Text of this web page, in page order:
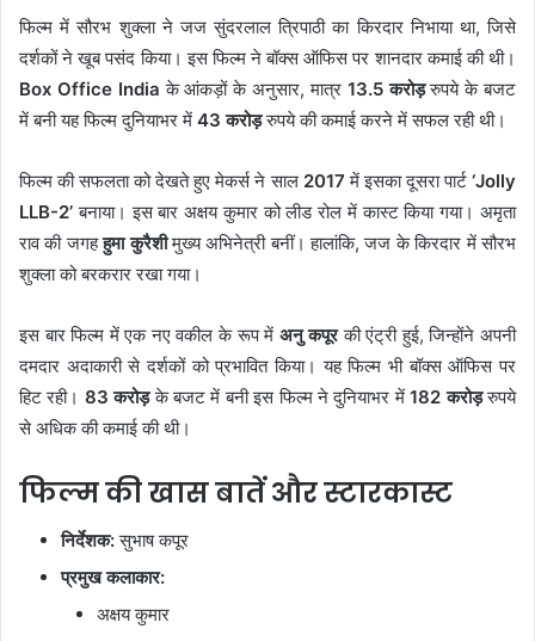
फिल्म में सौरभ शुक्ला ने जज सुंदरलाल त्रिपाठी का किरदार निभाया था, जिसे
दर्शकों ने खूब पसंद किया। इस फिल्म ने बॉक्स ऑफिस पर शानदार कमाई की थी।
Box Office India के आंकड़ों के अनुसार, मात्र 13.5 करोड़रुपये के बजट
में बनी यह फिल्म दुनियाभर में 43 करोड़रुपये की कमाई करने में सफल रही थी।
फिल्म की सफलता को देखते हुए मेकर्स ने साल 2017 में इसका दूसरा पार्ट‘Jolly
LLB-2’ बनाया। इस बार अक्षय कुमार को लीड रोल में कास्ट किया गया। अमृता
राव की जगहहुमा कुरैशीमुख्य अभिनेत्री बनीं। हालांकि, जज के किरदार में सौरभ
शुक्ला को बरकरार रखा गया।
इस बार फिल्म में एक नए वकील के रूप में अनु कपूरकी एंट्री हुई, जिन्होंने अपनी
दमदार अदाकारी से दर्शकों को प्रभावित किया। यह फिल्म भी बॉक्स ऑफिस पर
हिट रही। 83 करोड़के बजट में बनी इस फिल्म ने दुनियाभर में182 करोड़रुपये
से अधिक की कमाई की थी।
फिल्म की खास बातें और स्टारकास्ट
निर्देशक:सुभाष कपूर
प्रमुख कलाकार:
अक्षय कुमार